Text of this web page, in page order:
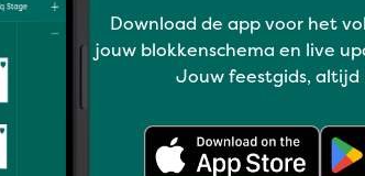
Download de app voor het
jouw blokkenschema en live
Jouw feestgids, altijd